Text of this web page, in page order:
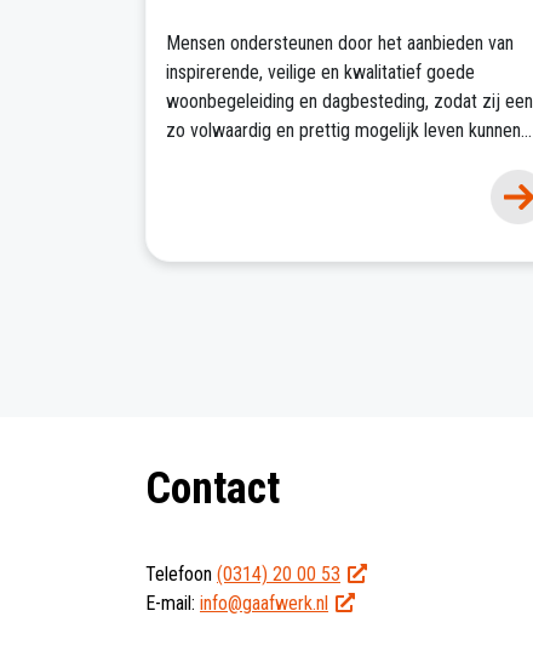
Mensen ondersteunen door het aanbieden van
inspirerende, veilige en kwalitatief goede
woonbegeleiding en dagbesteding, zodat zij een
zo volwaardig en prettig mogelijk leven kunnen
Contact
Telefoon (0314) 20 00 53
E-mail: info@gaafwerk.nl